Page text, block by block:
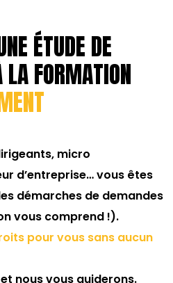
ÉTUDE DE
FORMATION
micro
d’entreprise… vous êtes
démarches de demandes
vous comprend !).
pour vous sans aucun
nous vous guiderons.